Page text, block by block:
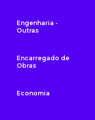
Engenharia -
Outras
Encarregado de
Obras
Economia